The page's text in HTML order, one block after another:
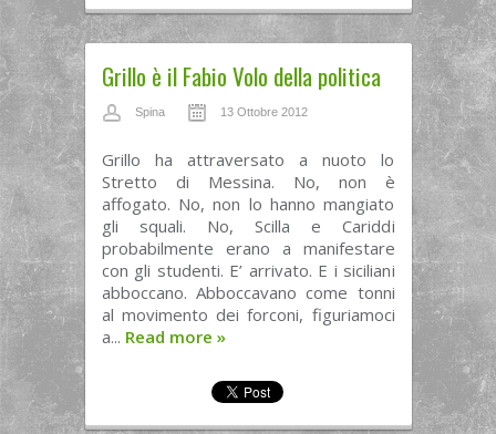
Grillo è il Fabio Volo della politica
Spina 13 Ottobre 2012
Grillo ha attraversato a nuoto lo
Stretto di Messina. No, non è
affogato. No, non lo hanno mangiato
gli squali. No, Scilla e Cariddi
probabilmente erano a manifestare
con gli studenti. E’ arrivato. E i siciliani
abboccano. Abboccavano come tonni
al movimento dei forconi, figuriamoci
a... Read more »